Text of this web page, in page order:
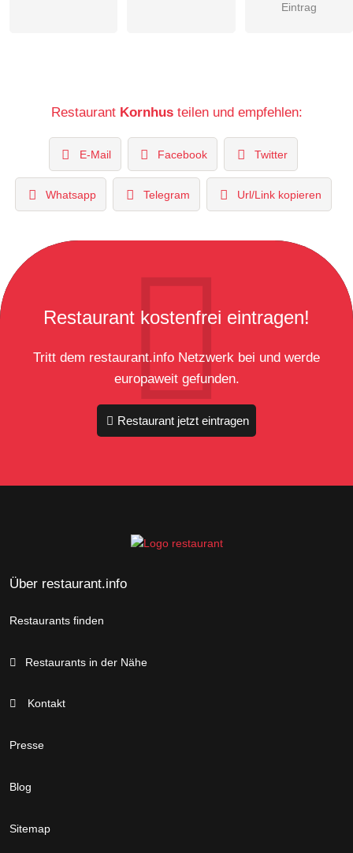
Eintrag
Restaurant Kornhusteilen und empfehlen:
E-Mail Facebook Twitter
Whatsapp Telegram Url/Link kopieren
Restaurant kostenfrei eintragen!
Tritt dem restaurant.info Netzwerk bei und werde
europaweit gefunden.
Restaurant jetzt eintragen
Über restaurant.info
Restaurants finden
Restaurants in der Nähe
Kontakt
Presse
Blog
Sitemap